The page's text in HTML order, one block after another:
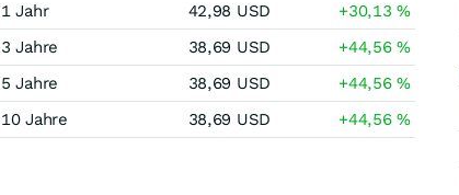
1 Jahr
42,98 USD +30,13%
3 Jahre
38,69 USD +44,56%
5 Jahre
38,69 USD +44,56%
10 Jahre
38,69 USD +44,56%